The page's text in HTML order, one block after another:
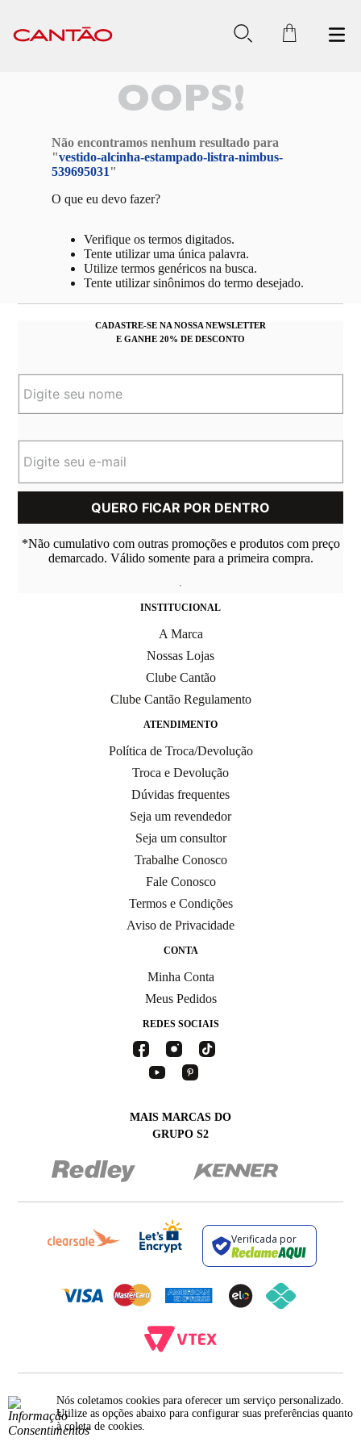
Nós coletamos cookies para oferecer um serviço personalizado.
Utilize as opções abaixo para configurar suas preferências quanto
à coleta de cookies.
OOPS!
Não encontramos nenhum resultado para
"vestido-alcinha-estampado-listra-nimbus-
539695031 "
O que eu devo fazer?
Verifique os termos digitados.
Tente utilizar uma única palavra.
Utilize termos genéricos na busca.
Tente utilizar sinônimos do termo desejado.
CADASTRE-SE NA NOSSA NEWSLETTER
E GANHE 20% DE DESCONTO
*Não cumulativo com outras promoções e produtos com preço
demarcado. Válido somente para a primeira compra.
INSTITUCIONAL
A Marca
Nossas Lojas
Clube Cantão
Clube Cantão Regulamento
ATENDIMENTO
Política de Troca/Devolução
Troca e Devolução
Dúvidas frequentes
Seja um revendedor
Seja um consultor
Trabalhe Conosco
Fale Conosco
Termos e Condições
Aviso de Privacidade
CONTA
Minha Conta
Meus Pedidos
REDES SOCIAIS
MAIS MARCAS DO
GRUPO S2
Verificada por
12.093.445/0002-23
RUA JUMECY RODRIGUES GOMES, 331 - ANEXO 2 - CENTRO - PIRAÍ - RIO DE
JANEIRO. CEP.: 27.175-000